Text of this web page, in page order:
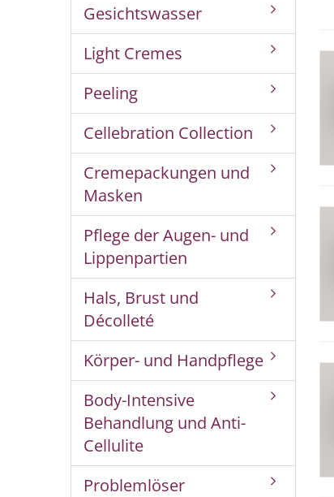
Gesichtswasser
Light Cremes
Peeling
Cellebration Collection
Cremepackungen und
Masken
Pflege der Augen- und
Lippenpartien
Hals, Brust und
Décolleté
Körper- und Handpflege
Body-Intensive
Behandlung und Anti-
Cellulite
Problemlöser